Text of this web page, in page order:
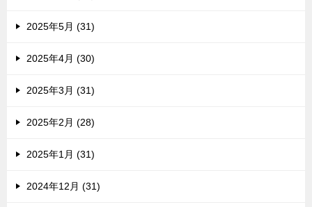
2025年5月 (31)
2025年4月 (30)
2025年3月 (31)
2025年2月 (28)
2025年1月 (31)
2024年12月 (31)